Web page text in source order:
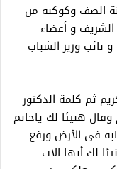
الصف وكوكبه من
الشريف و أعضاء
نائب وزير الشباب
ثم كلمة الدكتور
هنيئا لك ياخاتم
في الأرض ورفع
لك أيها الاب